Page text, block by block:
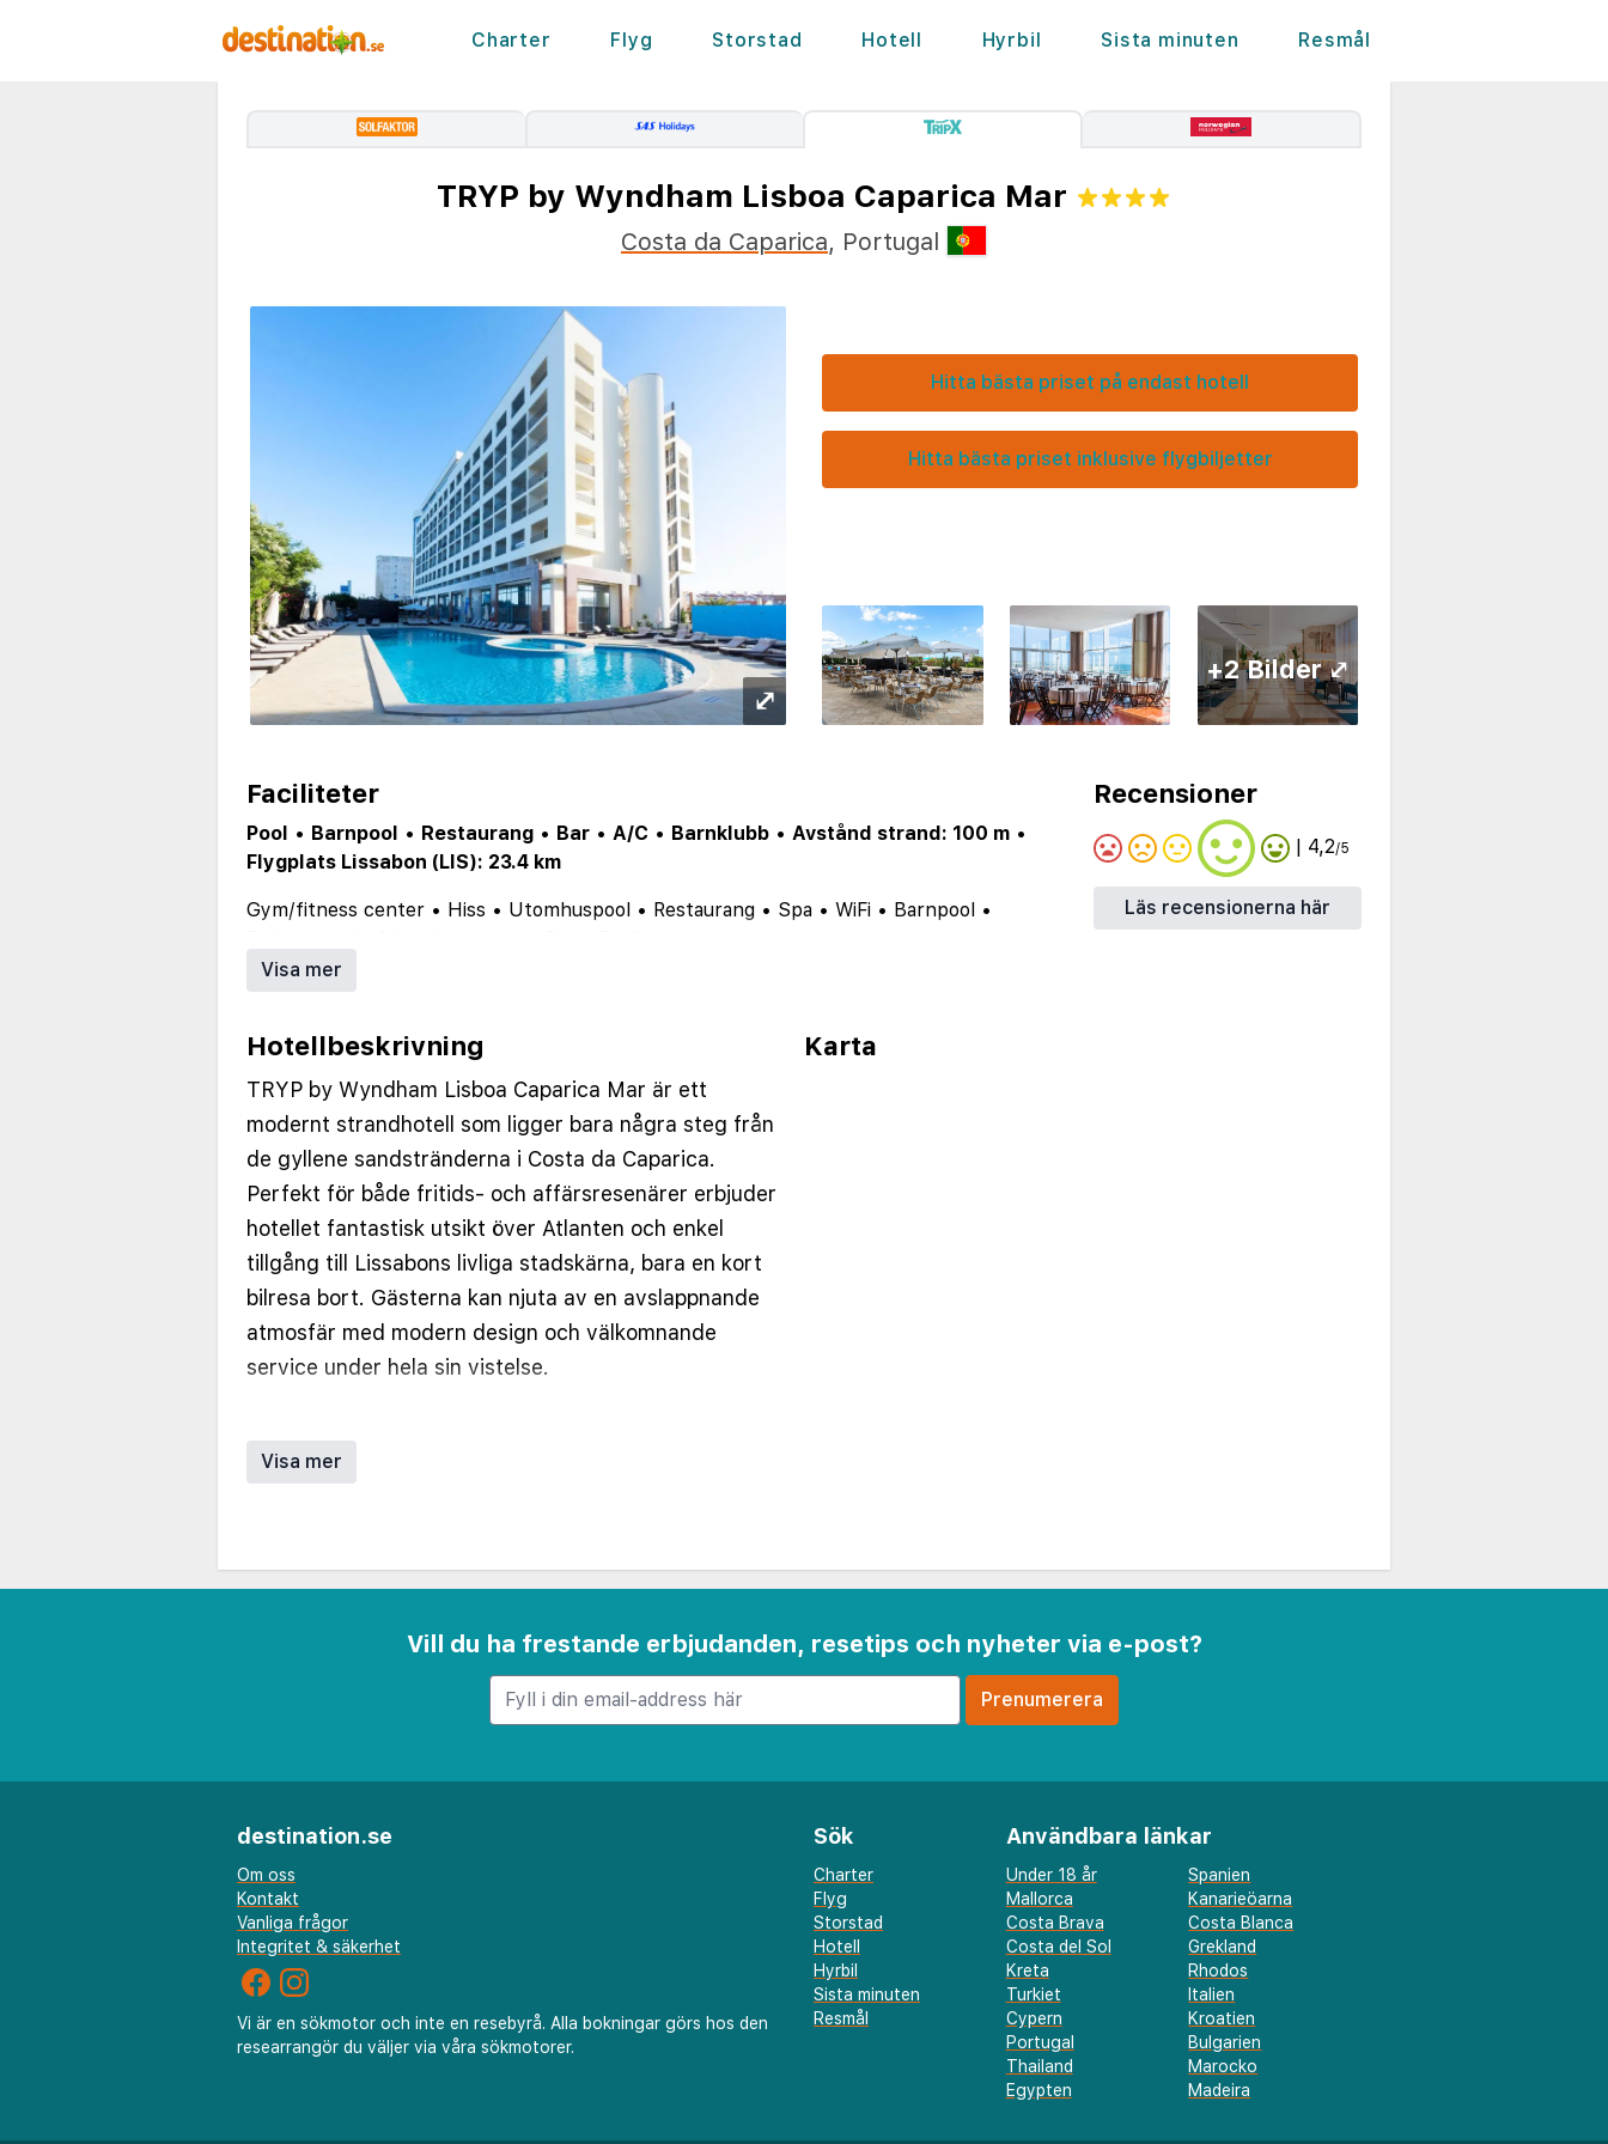
Charter Flyg Storstad Hotell Hyrbil Sista minuten Resmål
TRYP by Wyndham Lisboa Caparica Mar
Costa da Caparica, Portugal
⤢
Hitta bästa priset på endast hotell
Hitta bästa priset inklusive flygbiljetter
+2 Bilder ⤢
Faciliteter
Pool • Barnpool • Restaurang • Bar • A/C • Barnklubb • Avstånd strand: 100 m •
Flygplats Lissabon (LIS): 23.4 km
Gym/fitness center • Hiss • Utomhuspool • Restaurang • Spa • WiFi • Barnpool •
Visa mer
Recensioner
| 4,2/5
Läs recensionerna här
Hotellbeskrivning
TRYP by Wyndham Lisboa Caparica Mar är ett
modernt strandhotell som ligger bara några steg från
de gyllene sandstränderna i Costa da Caparica.
Perfekt för både fritids- och affärsresenärer erbjuder
hotellet fantastisk utsikt över Atlanten och enkel
tillgång till Lissabons livliga stadskärna, bara en kort
bilresa bort. Gästerna kan njuta av en avslappnande
atmosfär med modern design och välkomnande
service under hela sin vistelse.
och en designad med din komfort i åtanke. Alla
boenden inkluderar luftkonditionering, gratis Wi-Fi,
alternativ finns också, vilket säkerställer en trevlig
vistelse för varje gäst.
Börja din dag med en läcker frukostbuffé som
serveras i den ljusa matsalen, eller koppla av vid
poolbaren. Hotellets restaurang erbjuder ett urval av
lokala och internationella rätter, medan gymmet och
produktivitet.
TRYP by Wyndham Lisboa Caparica Mar är idealiskt
beläget för att utforska regionens natursköna
skönhet, från de närliggande stränderna till de
natursköna stigarna i Arrábida Natural Park. Med
Visa mer
Karta
Vill du ha frestande erbjudanden, resetips och nyheter via e-post?
destination.se
Om oss
Kontakt
Vanliga frågor
Integritet & säkerhet
Vi är en sökmotor och inte en resebyrå. Alla bokningar görs hos den
researrangör du väljer via våra sökmotorer.
Sök
Charter
Flyg
Storstad
Hotell
Hyrbil
Sista minuten
Resmål
Användbara länkar
Under 18 år
Spanien
Mallorca
Kanarieöarna
Costa Brava
Costa Blanca
Costa del Sol
Grekland
Kreta
Rhodos
Turkiet
Italien
Cypern
Kroatien
Portugal
Bulgarien
Thailand
Marocko
Egypten
Madeira